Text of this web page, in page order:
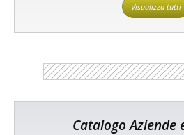
Visualizza tutti
Catalogo Aziende